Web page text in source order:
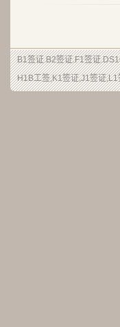
B1签证.B2签证.F1签证
H1B工签,K1签证,J1签证,L1